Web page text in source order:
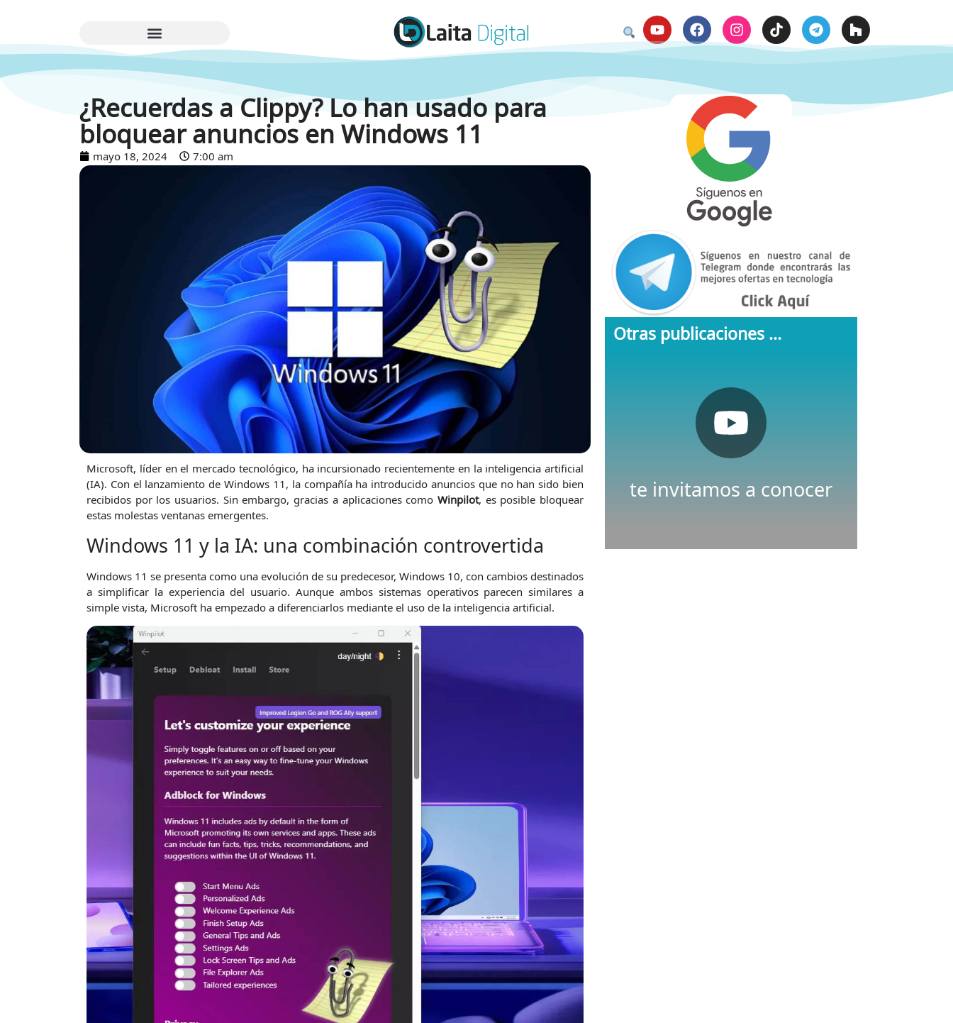
¿Recuerdas a Clippy? Lo han usado para
bloquear anuncios en Windows 11
mayo 18, 2024 7:00 am
Microsoft, líder en el mercado tecnológico, ha incursionado recientemente en la inteligencia artificial
(IA). Con el lanzamiento de Windows 11, la compañía ha introducido anuncios que no han sido bien
recibidos por los usuarios. Sin embargo, gracias a aplicaciones como Winpilot, es posible bloquear
estas molestas ventanas emergentes.
Windows 11 y la IA: una combinación controvertida
Windows 11 se presenta como una evolución de su predecesor, Windows 10, con cambios destinados
a simplificar la experiencia del usuario. Aunque ambos sistemas operativos parecen similares a
simple vista, Microsoft ha empezado a diferenciarlos mediante el uso de la inteligencia artificial.
Otras publicaciones ...
te invitamos a conocer
Nuestro canal de
Youtube
Pulsa aquí